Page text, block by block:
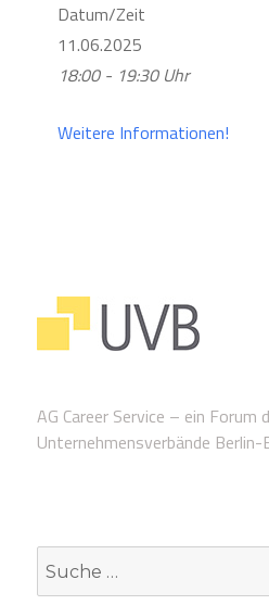
Datum/Zeit
11.06.2025
18:00 - 19:30 Uhr
Weitere Informationen!
AG Career Service – ein Forum
Unternehmensverbände Berlin-
Suche
nach: